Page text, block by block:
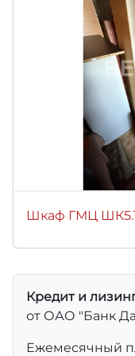
Шкаф ГМЦ
Кредит и
от ОАО "Банк
Ежемесячный